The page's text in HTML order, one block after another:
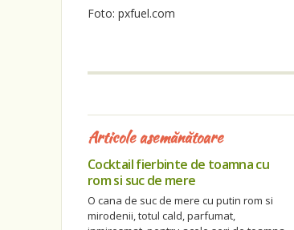
Foto: pxfuel.com
Articole asemănătoare
Cocktail fierbinte de toamna cu
rom si suc de mere
O cana de suc de mere cu putin rom si
mirodenii, totul cald, parfumat,